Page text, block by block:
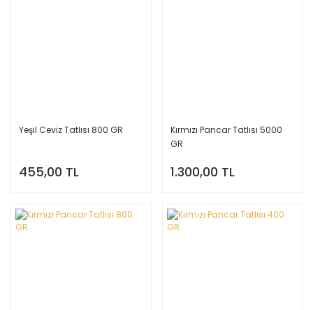
Yeşil Ceviz Tatlısı 800 GR
455,00 TL
Kırmızı Pancar Tatlısı 5000
GR
1.300,00 TL